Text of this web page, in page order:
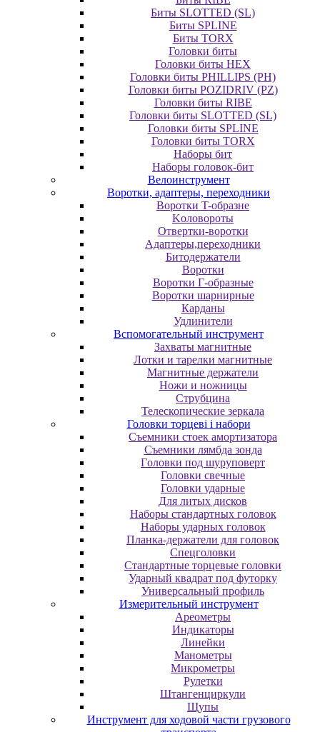
Биты SLOTTED (SL)
Биты SPLINE
Биты TORX
Головки биты
Головки биты HEX
Головки биты PHILLIPS (PH)
Головки биты POZIDRIV (PZ)
Головки биты RIBE
Головки биты SLOTTED (SL)
Головки биты SPLINE
Головки биты TORX
Наборы бит
Наборы головок-бит
Велоинструмент
Воротки, адаптеры, переходники
Bopoтки T-oбpaзне
Koлoвopoты
Oтвepтки-вopoтки
Адаптеры,переходники
Битодержатели
Воротки
Воротки Г-образные
Воротки шарнирные
Карданы
Удлинители
Вспомогательный инструмент
Захваты магнитные
Лотки и тарелки магнитные
Магнитные держатели
Ножи и ножницы
Струбцина
Телескопические зеркала
Головки торцеві і набори
Cъeмники cтoeк aмopтизaтopa
Cъeмники лямбдa зoндa
Гoлoвки пoд шуpупoвepт
Головки свечные
Головки ударные
Для литых дисков
Наборы стандартных головок
Наборы ударных головок
Планка-держатели для головок
Спецголовки
Стандартные торцевые головки
Ударный квадрат под футорку
Универсальный профиль
Измерительный инструмент
Ареометры
Индикаторы
Линейки
Манометры
Микрометры
Рулетки
Штангенциркули
Щупы
Инструмент для ходовой части грузового